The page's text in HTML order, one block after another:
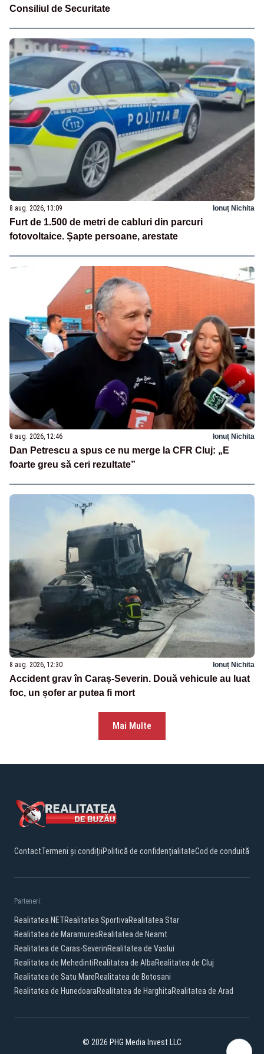
Consiliul de Securitate
8 aug. 2026, 13:09 Ionuț Nichita
Furt de 1.500 de metri de cabluri din parcuri
fotovoltaice. Șapte persoane, arestate
8 aug. 2026, 12:46 Ionuț Nichita
Dan Petrescu a spus ce nu merge la CFR Cluj: „E
foarte greu să ceri rezultate”
8 aug. 2026, 12:30 Ionuț Nichita
Accident grav în Caraș-Severin. Două vehicule au luat
foc, un șofer ar putea fi mort
Mai Multe
ContactTermeni și condițiiPolitică de confidențialitateCod de conduită
Parteneri:
Realitatea.NETRealitatea SportivaRealitatea Star
Realitatea de MaramuresRealitatea de Neamt
Realitatea de Caras-SeverinRealitatea de Vaslui
Realitatea de MehedintiRealitatea de AlbaRealitatea de Cluj
Realitatea de Satu MareRealitatea de Botosani
Realitatea de HunedoaraRealitatea de HarghitaRealitatea de Arad
© 2026 PHG Media Invest LLC